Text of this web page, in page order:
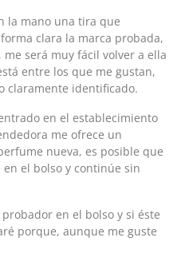
la mano una tira que
clara la marca probada,
será muy fácil volver a ella
entre los que me gustan,
claramente identificado.
en el establecimiento
me ofrece un
nueva, es posible que
el bolso y continúe sin
en el bolso y si éste
porque, aunque me guste